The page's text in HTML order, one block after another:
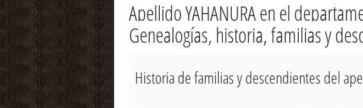
Apellido YAHANURA en el
Genealogías, historia, familias y
Historia de familias y descendientes del